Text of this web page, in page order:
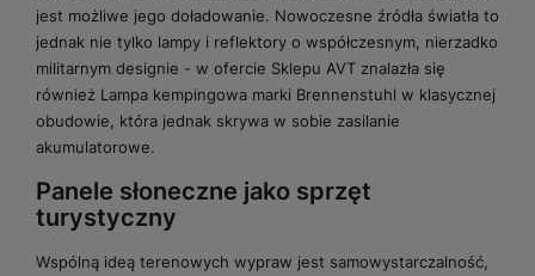
jest możliwe jego doładowanie. Nowoczesne źródła światła to
jednak nie tylko lampy i reflektory o współczesnym, nierzadko
militarnym designie - w ofercie Sklepu AVT znalazła się
również Lampa kempingowa marki Brennenstuhl w klasycznej
obudowie, która jednak skrywa w sobie zasilanie
akumulatorowe.
Panele słoneczne jako sprzęt
turystyczny
Wspólną ideą terenowych wypraw jest samowystarczalność,